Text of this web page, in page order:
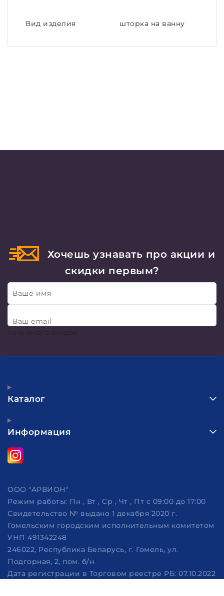
Вид изделия шторка на ванну
Хочешь узнавать про акции и
скидки первым?
Ваше имя
Ваш email
Хочу много скидок!
Каталог
Информация
ООО "АРВИОН"
Режим работы: Пн , Вт , Ср , Чт , Пт c 09:00 до 17:00
Свидетельство № выдано 1 декабря 2020 г.
Гомельским городским исполнительным комитетом
УНП 491342248
246022, Республика Беларусь, г. Гомель, ул.
Подгорная, 2, пом. б/н
Дата регистрации в Торговом реестре РБ: 07.10.2022